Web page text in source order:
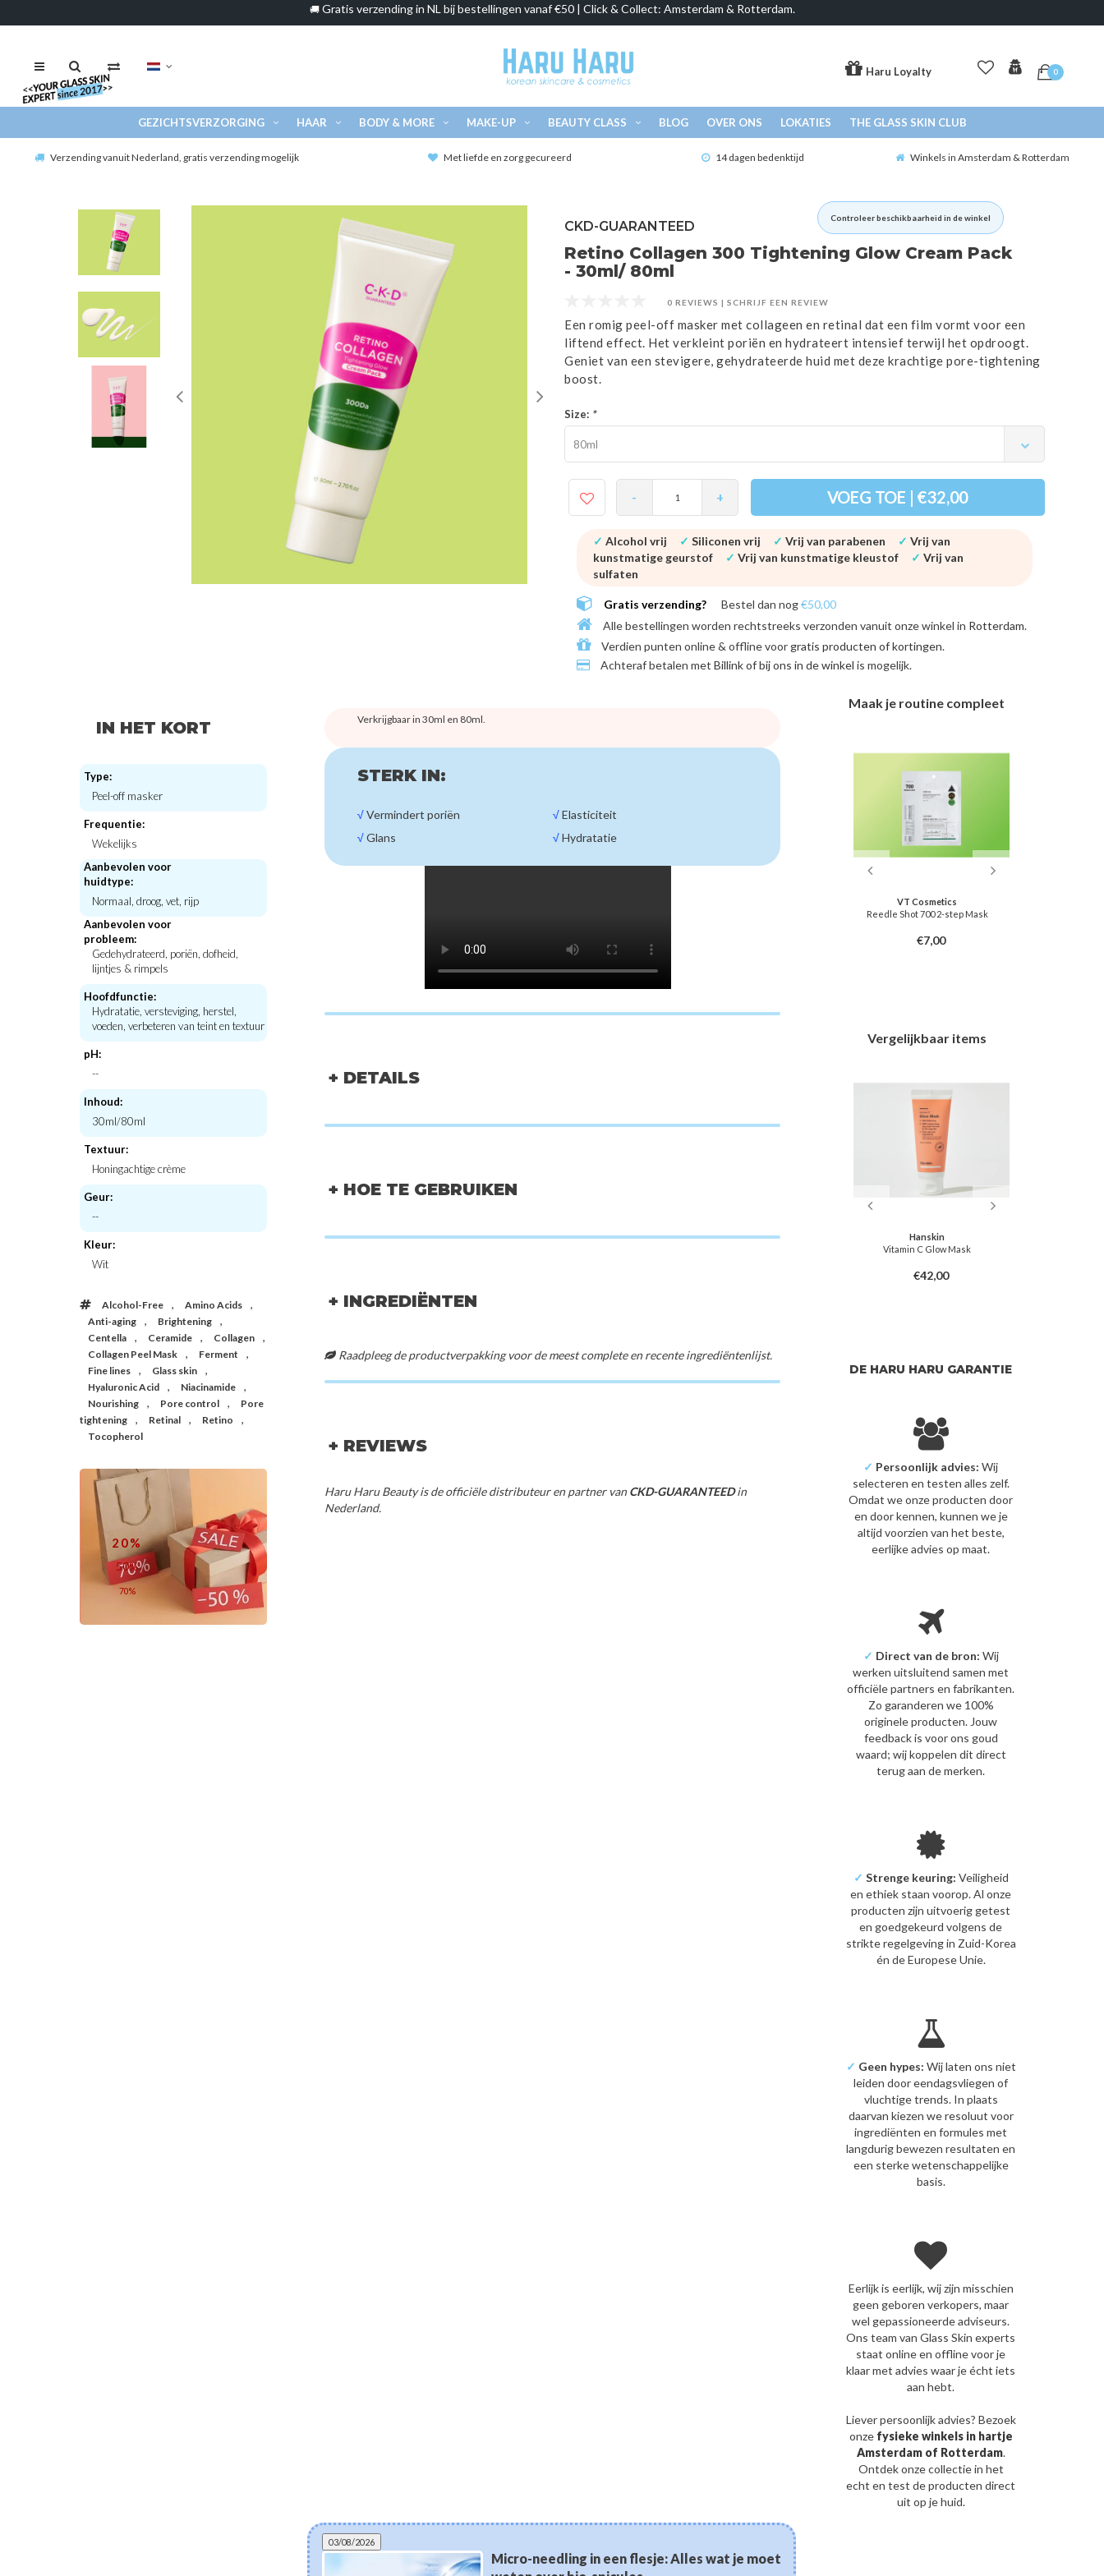
🚚Gratis verzending in NL bij bestellingen vanaf €50 | Click & Collect: Amsterdam & Rotterdam.
Haru Loyalty 0
GEZICHTSVERZORGING HAAR BODY & MORE MAKE-UP BEAUTY CLASS BLOG OVER ONS LOKATIES THE GLASS SKIN CLUB
Verzending vanuit Nederland, gratis verzending mogelijk Met liefde en zorg gecureerd 14 dagen bedenktijd Winkels in Amsterdam & Rotterdam
Controleer beschikbaarheid in de winkel
CKD-GUARANTEED
Retino Collagen 300 Tightening Glow Cream Pack
- 30ml/ 80ml
0 REVIEWS | SCHRIJF EEN REVIEW
Een romig peel-off masker met collageen en retinal dat een film vormt voor een
liftend effect. Het verkleint poriën en hydrateert intensief terwijl het opdroogt.
Geniet van een stevigere, gehydrateerde huid met deze krachtige pore-tightening
boost.
Size: *
80ml
- + VOEG TOE | €32,00
✓ Alcohol vrij ✓ Siliconen vrij ✓ Vrij van parabenen ✓ Vrij van
kunstmatige geurstof
✓ Vrij van kunstmatige kleustof ✓ Vrij van
sulfaten
Gratis verzending? Bestel dan nog€50,00
Alle bestellingen worden rechtstreeks verzonden vanuit onze winkel in Rotterdam.
Verdien punten online & offline voor gratis producten of kortingen.
Achteraf betalen met Billink of bij ons in de winkel is mogelijk.
IN HET KORT
Type:
Peel-off masker
Frequentie:
Wekelijks
Aanbevolen voor
huidtype:
Normaal, droog, vet, rijp
Aanbevolen voor
probleem:
Gedehydrateerd, poriën, dofheid,
lijntjes & rimpels
Hoofdfunctie:
Hydratatie, versteviging, herstel,
voeden, verbeteren van teint en textuur
pH:
--
Inhoud:
30ml/80ml
Textuur:
Honingachtige crème
Geur:
--
Kleur:
Wit
Alcohol-Free , Amino Acids ,
Anti-aging , Brightening ,
Centella , Ceramide , Collagen ,
Collagen Peel Mask , Ferment ,
Fine lines , Glass skin ,
Hyaluronic Acid , Niacinamide ,
Nourishing , Pore control ,
Pore
tightening
, Retinal , Retino ,
Tocopherol
20%
50%
70%
Verkrijgbaar in 30ml en 80ml.
STERK IN:
√Vermindert poriën
√Glans
√Elasticiteit
√Hydratatie
+ DETAILS
+ HOE TE GEBRUIKEN
+ INGREDIËNTEN
Raadpleeg de productverpakking voor de meest complete en recente ingrediëntenlijst.
+ REVIEWS
Haru Haru Beauty is de officiële distributeur en partner vanCKD-GUARANTEEDin
Nederland.
Maak je routine compleet
CKD-Guaranteed
VT Cosmetics
Reedle Shot 700 2-step Mask
€7,00
Vergelijkbaar items
Seoul 1988 Sleeping Mask : Collagen
Benton
Mixsoon
CKD-Guaranteed
Hanskin
Vitamin C Glow Mask
€42,00
DE HARU HARU GARANTIE
✓ Persoonlijk advies: Wij
selecteren en testen alles zelf.
Omdat we onze producten door
en door kennen, kunnen we je
altijd voorzien van het beste,
eerlijke advies op maat.
✓ Direct van de bron: Wij
werken uitsluitend samen met
officiële partners en fabrikanten.
Zo garanderen we 100%
originele producten. Jouw
feedback is voor ons goud
waard; wij koppelen dit direct
terug aan de merken.
✓ Strenge keuring: Veiligheid
en ethiek staan voorop. Al onze
producten zijn uitvoerig getest
en goedgekeurd volgens de
strikte regelgeving in Zuid-Korea
én de Europese Unie.
✓ Geen hypes: Wij laten ons niet
leiden door eendagsvliegen of
vluchtige trends. In plaats
daarvan kiezen we resoluut voor
ingrediënten en formules met
langdurig bewezen resultaten en
een sterke wetenschappelijke
basis.
Eerlijk is eerlijk, wij zijn misschien
geen geboren verkopers, maar
wel gepassioneerde adviseurs.
Ons team van Glass Skin experts
staat online en offline voor je
klaar met advies waar je écht iets
aan hebt.
Liever persoonlijk advies? Bezoek
onze fysieke winkels in hartje
Amsterdam of Rotterdam.
Ontdek onze collectie in het
echt en test de producten direct
uit op je huid.
03/08/2026
Micro-needling in een flesje: Alles wat je moet